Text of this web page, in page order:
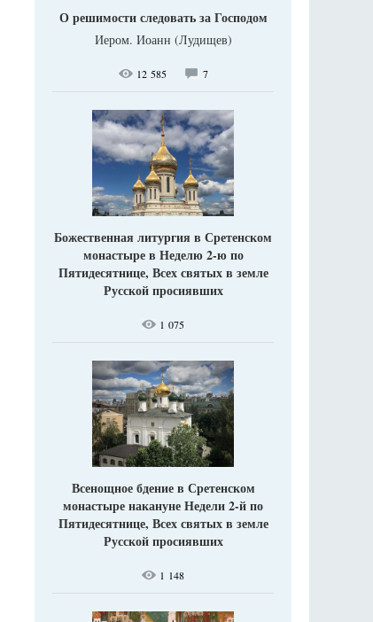
О решимости следовать за Господом
Иером. Иоанн (Лудищев)
12 585 7
Божественная литургия в Сретенском
монастыре в Неделю 2-ю по
Пятидесятнице, Всех святых в земле
Русской просиявших
1 075
Всенощное бдение в Сретенском
монастыре накануне Недели 2-й по
Пятидесятнице, Всех святых в земле
Русской просиявших
1 148